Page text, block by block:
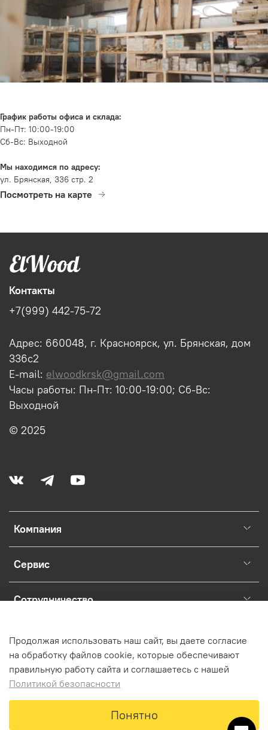
Предзаказ
График работы офиса и склада:
Пн-Пт: 10:00-19:00
Сб-Вс: Выходной
Мы находимся по адресу:
ул. Брянская, 336 стр. 2
Посмотреть на карте
Компания
Сервис
Сотрудничество
Контакты
+7(999) 442-75-72
Адрес: 660048, г. Красноярск, ул. Брянская, дом
336с2
E-mail: elwoodkrsk@gmail.com
Часы работы: Пн-Пт: 10:00-19:00; Сб-Вс:
Выходной
© 2025
Продолжая использовать наш сайт, вы даете согласие
на обработку файлов cookie, которые обеспечивают
правильную работу сайта и соглашаетесь с нашей
Политикой безопасности
Понятно